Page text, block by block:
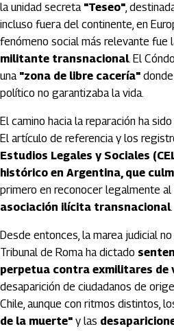
la unidad secreta "Teseo",
incluso fuera del continente, en
fenómeno social más relevante fue
militante transnacional. El
una "zona de libre cacería"
político no garantizaba la vida.
El camino hacia la reparación ha
El artículo de referencia y los
Estudios Legales y Sociales
histórico en Argentina, que
primero en reconocer legalmente al
asociación ilícita transnacional.
Desde entonces, la marea judicial
Tribunal de Roma ha dictado
perpetua contra exmilitares de
desaparición de ciudadanos de
Chile, aunque con ritmos distintos,
de la muerte" y las